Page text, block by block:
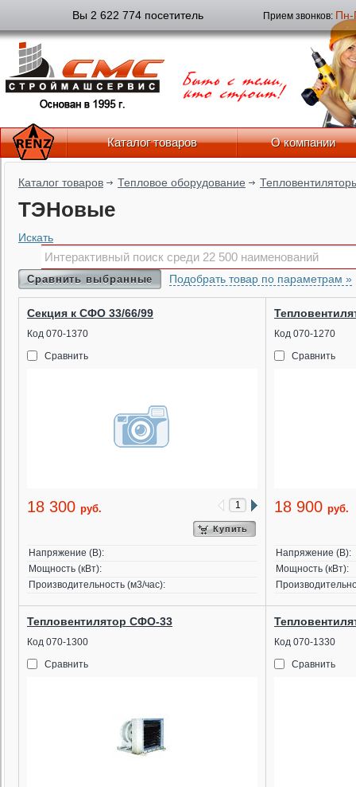
Вы 2 622 774 посетитель Прием звонков: Пн-
Каталог товаров О компании
Каталог товаров Тепловое оборудование
ТЭНовые
Искать
Сравнить выбранные Подобрать товар по параметрам »
Секция к СФО 33/66/99
Код 070-1370
Сравнить
18 300 руб.
Купить
Напряжение (В):
Мощность (кВт):
Производительность (м3/час):
Код 070-1270
Сравнить
18 900 руб.
Напряжение (В):
Мощность (кВт):
Тепловентилятор СФО-33
Код 070-1300
Сравнить
Код 070-1330
Сравнить